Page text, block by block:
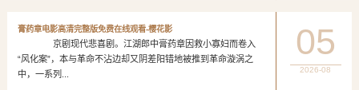
膏药章电影高清完整版免费在线观看-樱花影
京剧现代悲喜剧。江湖郎中膏药章因救小寡妇而卷入
“风化案”，本与革命不沾边却又阴差阳错地被推到革命漩涡之
中，一系列...
05
2026-08